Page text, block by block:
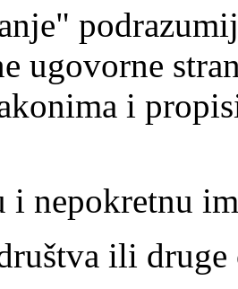
ugovorne
i
i nepokretnu
ili